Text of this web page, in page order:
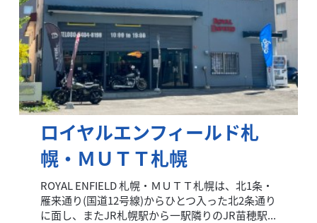
ロイヤルエンフィールド札
幌・ＭＵＴＴ札幌
ROYAL ENFIELD 札幌・ＭＵＴＴ札幌は、北1条・
雁来通り(国道12号線)からひとつ入った北2条通り
に面し、またJR札幌駅から一駅隣りのJR苗穂駅...